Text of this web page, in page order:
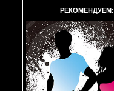
РЕКОМЕНДУЕМ: